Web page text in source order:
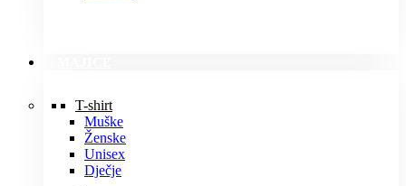
T-shirt
Muške
Ženske
Unisex
Dječje